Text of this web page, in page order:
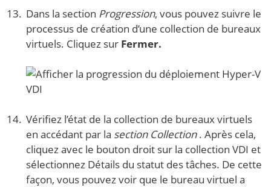
Dans la section Progression, vous pouvez suivre le
processus de création d’une collection de bureaux
virtuels. Cliquez sur Fermer.
Vérifiez l’état de la collection de bureaux virtuels
en accédant par la section Collection. Après cela,
cliquez avec le bouton droit sur la collection VDI et
sélectionnez Détails du statut des tâches. De cette
façon, vous pouvez voir que le bureau virtuel a